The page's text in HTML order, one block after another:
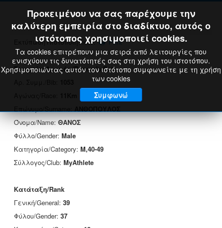
Εκτύπωση Πιστοποιητικού: Print
Στοιχεία Δρομέα/Runner's Data
Όνομα/Name:ΘΑΝΟΣ
Φύλλο/Gender: Male
Κατηγορία/Category: M,40-49
Σύλλογος/Club: MyAthlete
Κατάταξη/Rank
Γενική/General: 39
Φύλου/Gender: 37
Προκειμένου να σας παρέχουμε την
καλύτερη εμπειρία στο διαδίκτυο, αυτός ο
ιστότοπος χρησιμοποιεί cookies.
Τα cookies επιτρέπουν μια σειρά από λειτουργίες που
ενισχύουν τις δυνατότητές σας στη χρήση του ιστοτόπου.
Χρησιμοποιώντας αυτόν τον ιστότοπο συμφωνείτε με τη χρήση
των cookies
Συμφωνώ